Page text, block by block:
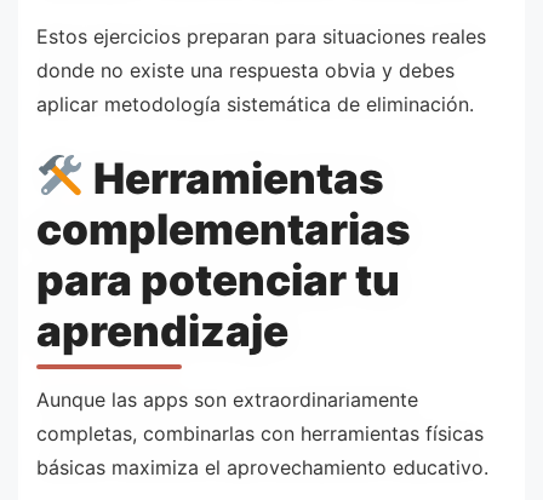
Estos ejercicios preparan para situaciones reales
donde no existe una respuesta obvia y debes
aplicar metodología sistemática de eliminación.
Herramientas
complementarias
para potenciar tu
aprendizaje
Aunque las apps son extraordinariamente
completas, combinarlas con herramientas físicas
básicas maximiza el aprovechamiento educativo.